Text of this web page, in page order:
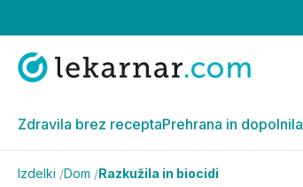
Zdravila brez receptaPrehrana in dopolnila
Izdelki /Dom /Razkužila in biocidi